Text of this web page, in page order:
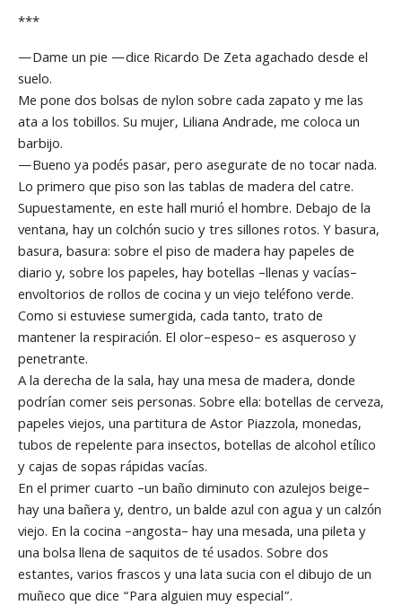
***
—Dame un pie —dice Ricardo De Zeta agachado desde el
suelo.
Me pone dos bolsas de nylon sobre cada zapato y me las
ata a los tobillos. Su mujer, Liliana Andrade, me coloca un
barbijo.
—Bueno ya podés pasar, pero asegurate de no tocar nada.
Lo primero que piso son las tablas de madera del catre.
Supuestamente, en este hall murió el hombre. Debajo de la
ventana, hay un colchón sucio y tres sillones rotos. Y basura,
basura, basura: sobre el piso de madera hay papeles de
diario y, sobre los papeles, hay botellas –llenas y vacías–
envoltorios de rollos de cocina y un viejo teléfono verde.
Como si estuviese sumergida, cada tanto, trato de
mantener la respiración. El olor–espeso– es asqueroso y
penetrante.
A la derecha de la sala, hay una mesa de madera, donde
podrían comer seis personas. Sobre ella: botellas de cerveza,
papeles viejos, una partitura de Astor Piazzola, monedas,
tubos de repelente para insectos, botellas de alcohol etílico
y cajas de sopas rápidas vacías.
En el primer cuarto –un baño diminuto con azulejos beige–
hay una bañera y, dentro, un balde azul con agua y un calzón
viejo. En la cocina –angosta– hay una mesada, una pileta y
una bolsa llena de saquitos de té usados. Sobre dos
estantes, varios frascos y una lata sucia con el dibujo de un
muñeco que dice “Para alguien muy especial”.